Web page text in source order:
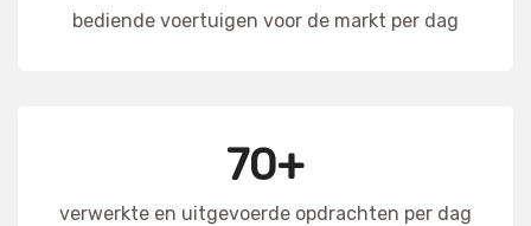
bediende voertuigen voor de markt per dag
70+
verwerkte en uitgevoerde opdrachten per dag